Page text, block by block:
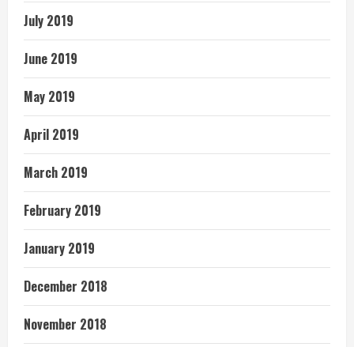
July 2019
June 2019
May 2019
April 2019
March 2019
February 2019
January 2019
December 2018
November 2018